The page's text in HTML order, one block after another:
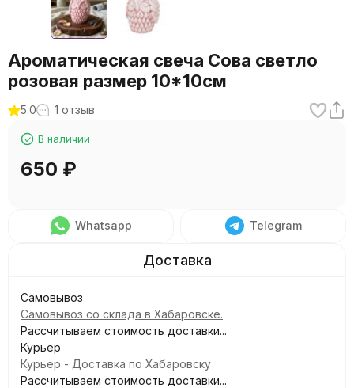
Ароматическая свеча Сова светло
розовая размер 10*10см
5.0 1 отзыв
В наличии
650 ₽
Whatsapp Telegram
Самовывоз
Самовывоз со склада в Хабаровске.
Рассчитываем стоимость доставки...
Курьер
Курьер - Доставка по Хабаровску
Рассчитываем стоимость доставки...